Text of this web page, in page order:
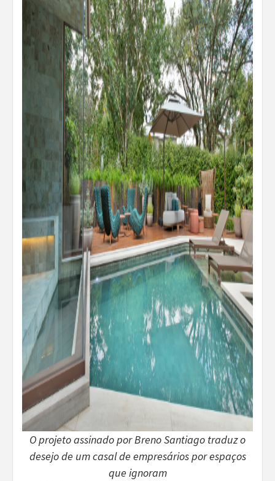
O projeto assinado por Breno Santiago traduz o
desejo de um casal de empresários por espaços
que ignoram